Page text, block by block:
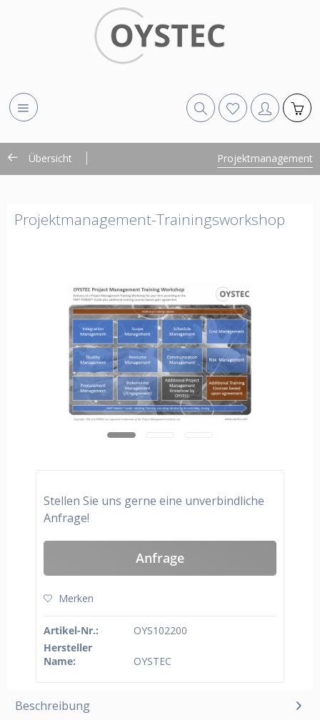
Übersicht Projektmanagement
Projektmanagement-Trainingsworkshop
Stellen Sie uns gerne eine unverbindliche
Anfrage!
Anfrage
Merken
Artikel-Nr.:
OYS102200
Hersteller
Name:
OYSTEC
Beschreibung